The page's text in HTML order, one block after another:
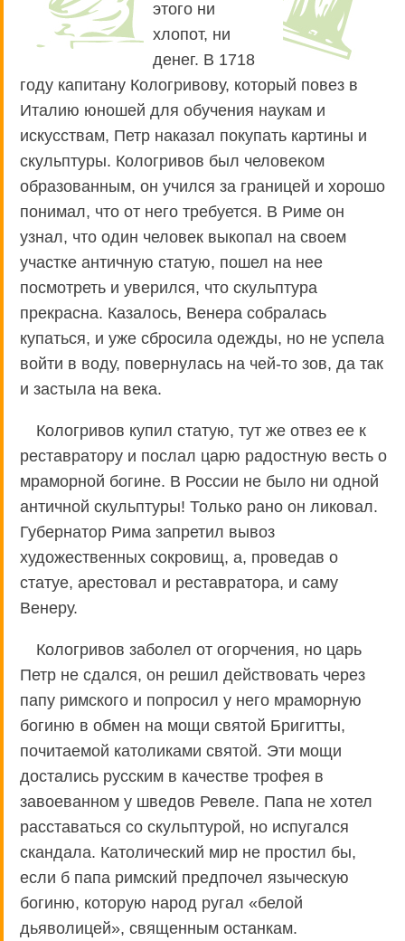
этого ни
хлопот, ни
денег. В 1718
году капитану Кологривову, который повез в
Италию юношей для обучения наукам и
искусствам, Петр наказал покупать картины и
скульптуры. Кологривов был человеком
образованным, он учился за границей и хорошо
понимал, что от него требуется. В Риме он
узнал, что один человек выкопал на своем
участке античную статую, пошел на нее
посмотреть и уверился, что скульптура
прекрасна. Казалось, Венера собралась
купаться, и уже сбросила одежды, но не успела
войти в воду, повернулась на чей-то зов, да так
и застыла на века.
Кологривов купил статую, тут же отвез ее к
реставратору и послал царю радостную весть о
мраморной богине. В России не было ни одной
античной скульптуры! Только рано он ликовал.
Губернатор Рима запретил вывоз
художественных сокровищ, а, проведав о
статуе, арестовал и реставратора, и саму
Венеру.
Кологривов заболел от огорчения, но царь
Петр не сдался, он решил действовать через
папу римского и попросил у него мраморную
богиню в обмен на мощи святой Бригитты,
почитаемой католиками святой. Эти мощи
достались русским в качестве трофея в
завоеванном у шведов Ревеле. Папа не хотел
расставаться со скульптурой, но испугался
скандала. Католический мир не простил бы,
если б папа римский предпочел языческую
богиню, которую народ ругал «белой
дьяволицей», священным останкам.